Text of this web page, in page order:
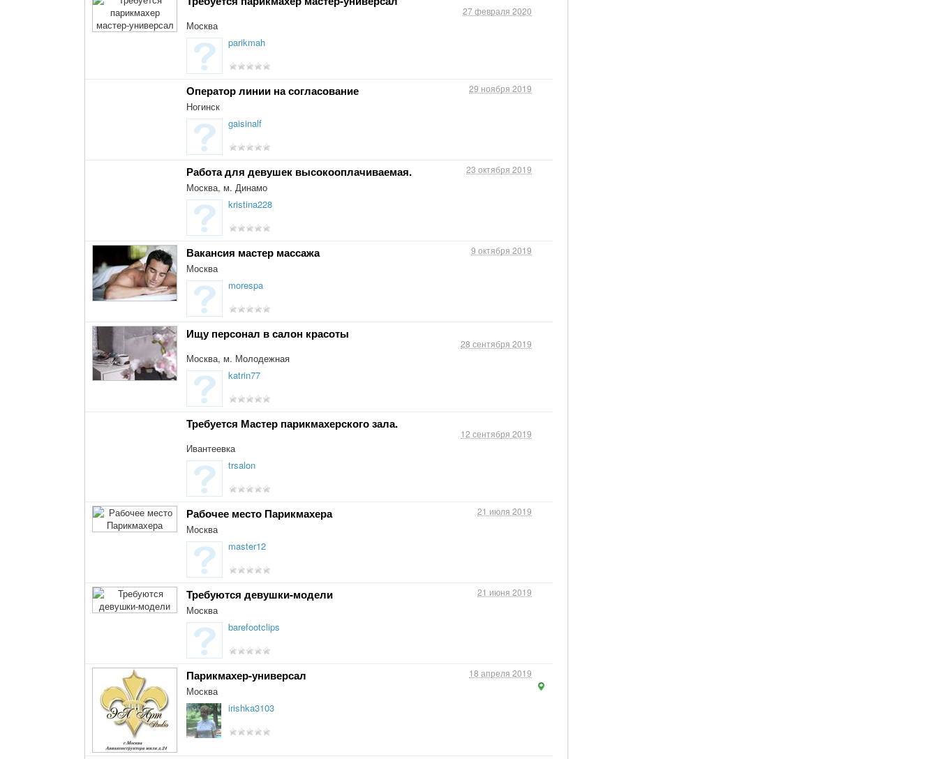
27 февраля 2020
Москва
parikmah
Оператор линии на согласование 29 ноября 2019
Ногинск
gaisinalf
Работа для девушек высокооплачиваемая. 23 октября 2019
Москва, м. Динамо
kristina228
Вакансия мастер массажа 9 октября 2019
Москва
morespa
Ищу персонал в салон красоты
28 сентября 2019
Москва, м. Молодежная
katrin77
Требуется Мастер парикмахерского зала.
12 сентября 2019
Ивантеевка
trsalon
Рабочее место Парикмахера 21 июля 2019
Москва
master12
Требуются девушки-модели 21 июня 2019
Москва
barefootclips
Парикмахер-универсал 18 апреля 2019
Москва
irishka3103